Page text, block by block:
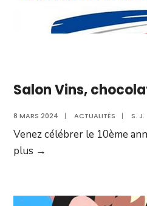
Salon Vins,
8 MARS 2024 | ACTUALITÉS | S. J.
Venez célébrer le 10ème
plus →
et